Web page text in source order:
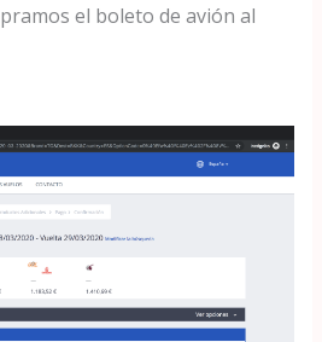
el boleto de avión al